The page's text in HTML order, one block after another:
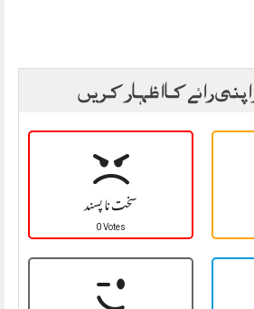
رائے کا اظہار کریں
سخت نا پسند
0 Votes